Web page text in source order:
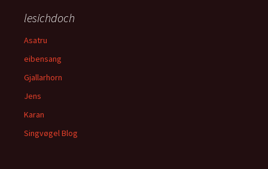
lesichdoch
Asatru
eibensang
Gjallarhorn
Jens
Karan
Singvøgel Blog